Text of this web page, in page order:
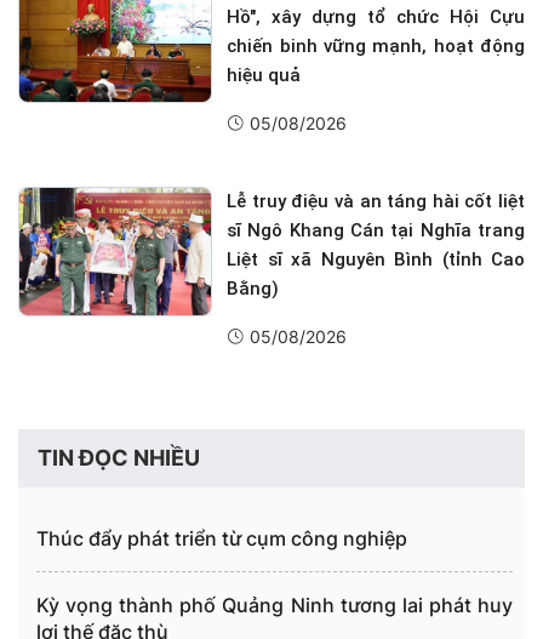
Hồ", xây dựng tổ chức Hội Cựu
chiến binh vững mạnh, hoạt động
hiệu quả
05/08/2026
Lễ truy điệu và an táng hài cốt liệt
sĩ Ngô Khang Cán tại Nghĩa trang
Liệt sĩ xã Nguyên Bình (tỉnh Cao
Bằng)
05/08/2026
TIN ĐỌC NHIỀU
Thúc đẩy phát triển từ cụm công nghiệp
Kỳ vọng thành phố Quảng Ninh tương lai phát huy
lợi thế đặc thù